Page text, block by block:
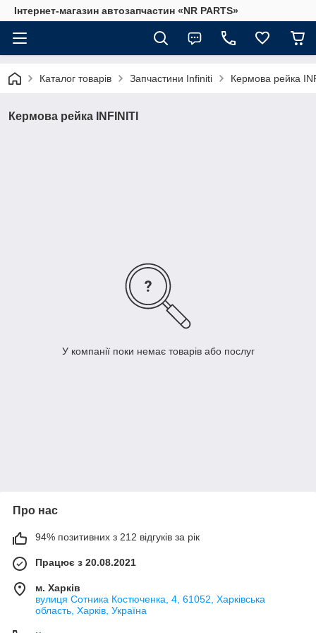
Інтернет-магазин автозапчастин «NR PARTS»
Каталог товарів Запчастини Infiniti Кермова рейка
Кермова рейка INFINITI
У компанії поки немає товарів або послуг
Про нас
94% позитивних з 212 відгуків за рік
Працює з 20.08.2021
м. Харків
вулиця Сотника Костюченка, 4, 61052, Харківська
область, Харків, Україна